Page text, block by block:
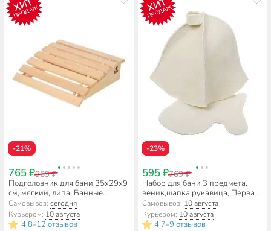
ХИТ
ПРОДАЖ
-21%
765 ₽969 ₽
Подголовник для бани 35х29х9
см, мягкий, липа, Банные
штучки, 32144
Самовывоз:сегодня
Курьером: 10 августа
4.8•12 отзывов
ХИТ
ПРОДАЖ
-23%
595 ₽769 ₽
Набор для бани 3 предмета,
веник,шапка,рукавица, Первая
цена, 18013
Самовывоз: 10 августа
Курьером: 10 августа
4.7•9 отзывов